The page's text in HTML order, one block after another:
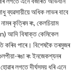
অধিক লাভৰ বাবে
কৃত্ৰিম ৰং, কেলচিয়াম
বিষাক্ত কেমিকেল
কৰিব পাৰে। বিশেষকৈ তৰমুজৰ
ৰঙা ৰং ইনজেকশ্যনৰ
লগতে দীর্ঘসময় ধৰি এনে